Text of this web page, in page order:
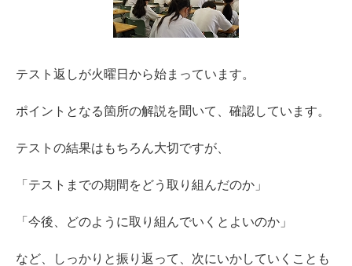
テスト返しが火曜日から始まっています。
ポイントとなる箇所の解説を聞いて、確認しています。
テストの結果はもちろん大切ですが、
「テストまでの期間をどう取り組んだのか」
「今後、どのように取り組んでいくとよいのか」
など、しっかりと振り返って、次にいかしていくことも